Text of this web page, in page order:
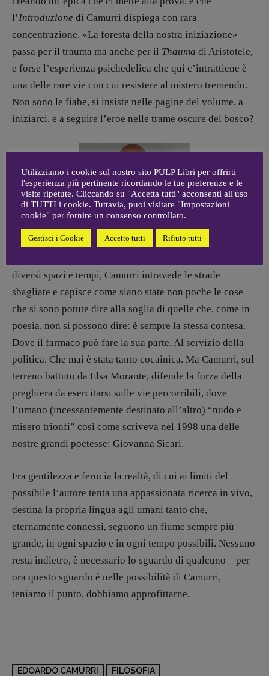
media:
Valentina Marcoli
ARCHIVIO E AUTORI
l’Introduzione di Camurri dispiega con rara
concentrazione. «La foresta della nostra iniziazione»
passa per il trauma ma anche per il Thauma di Aristotele,
e forse l’esperienza psichedelica che qui c’intrattiene è
una delle rare vie con cui resistere al mistero tremendo.
Non sono le fiabe, si insiste nelle pagine del volume, a
iniziarci, e a seguire l’eroe nelle trame oscure del bosco?
diversi spazi e tempi, Camurri intravede le strade
sbagliate e capisce come siano state non poche le cose
che si sono potute dire alla soglia di quelle che, come in
poesia, non si possono dire: è sempre la stessa contesa.
Dove il farmaco può fare la sua parte. Al servizio della
politica. Che mai è stata tanto cocainica. Ma Camurri, sul
terreno battuto da Elsa Morante, difende la forza della
preghiera da esercitarsi sulle vie percorribili, dove
l’umano (incessantemente destinato all’altro) “nudo e
misero trionfi” così come scriveva nel 1998 una delle
nostre grandi poetesse: Giovanna Sicari.
Fra gentilezza e ferocia la realtà, di cui ai limiti del
possibile l’autore tenta una appassionata ricerca in vivo,
destina la propria lingua agli umani tanto che,
eternamente connessi, seguono un fiume sempre più
grande, in ogni spazio e in ogni tempo possibili. Nessuno
resta indietro, è necessario lo sguardo di qualcuno – per
ora questo sguardo è nelle possibilità di Camurri,
teniamo il punto, dobbiamo approfittarne.
EDOARDO CAMURRI FILOSOFIA
Utilizziamo i cookie sul nostro sito PULP Libri per offrirti
l'esperienza più pertinente ricordando le tue preferenze e le
visite ripetute. Cliccando su "Accetta tutti" acconsenti all'uso
di TUTTI i cookie. Tuttavia, puoi visitare "Impostazioni
cookie" per fornire un consenso controllato.
Gestisci i Cookie Accetto tutti Rifiuto tutti